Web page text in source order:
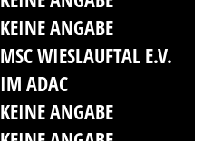
KEINE ANGABE
MSC WIESLAUFTAL E.V.
IM ADAC
KEINE ANGABE